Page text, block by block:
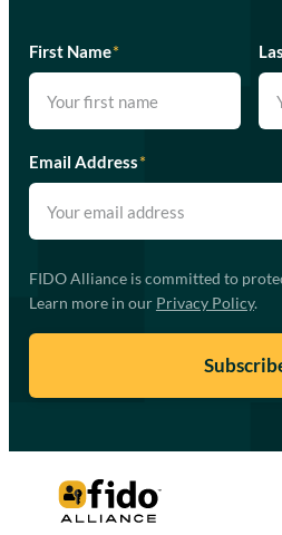
First Name*
Email Address*
FIDO Alliance is committed to
Learn more in our Privacy Policy.